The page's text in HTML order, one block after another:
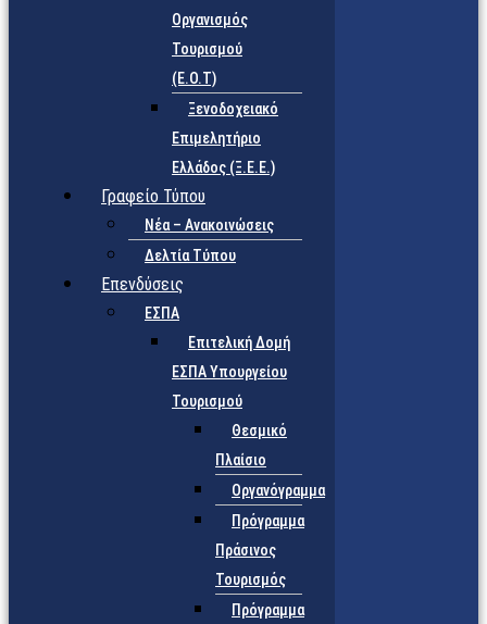
Οργανισμός
Τουρισμού
(Ε.Ο.Τ)
Ξενοδοχειακό
Επιμελητήριο
Ελλάδος (Ξ.Ε.Ε.)
Γραφείο Τύπου
Νέα – Ανακοινώσεις
Δελτία Τύπου
Επενδύσεις
ΕΣΠΑ
Επιτελική Δομή
ΕΣΠΑ Υπουργείου
Τουρισμού
Θεσμικό
Πλαίσιο
Οργανόγραμμα
Πρόγραμμα
Πράσινος
Τουρισμός
Πρόγραμμα